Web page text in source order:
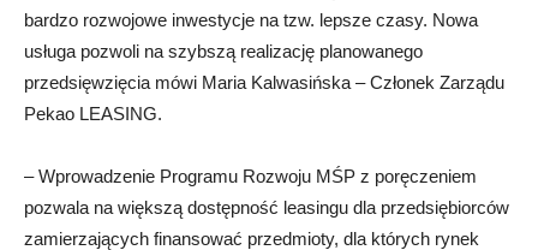
bardzo rozwojowe inwestycje na tzw. lepsze czasy. Nowa
usługa pozwoli na szybszą realizację planowanego
przedsięwzięcia mówi Maria Kalwasińska – Członek Zarządu
Pekao LEASING.
– Wprowadzenie Programu Rozwoju MŚP z poręczeniem
pozwala na większą dostępność leasingu dla przedsiębiorców
zamierzających finansować przedmioty, dla których rynek